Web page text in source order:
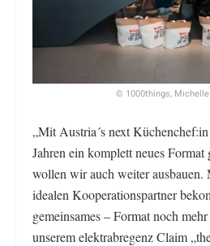
© 1000things,
„Mit Austria´s next
Jahren ein komplett neues Format
wollen wir auch weiter
idealen Kooperationspartner
gemeinsames – Format noch
unserem elektrabregenz Claim